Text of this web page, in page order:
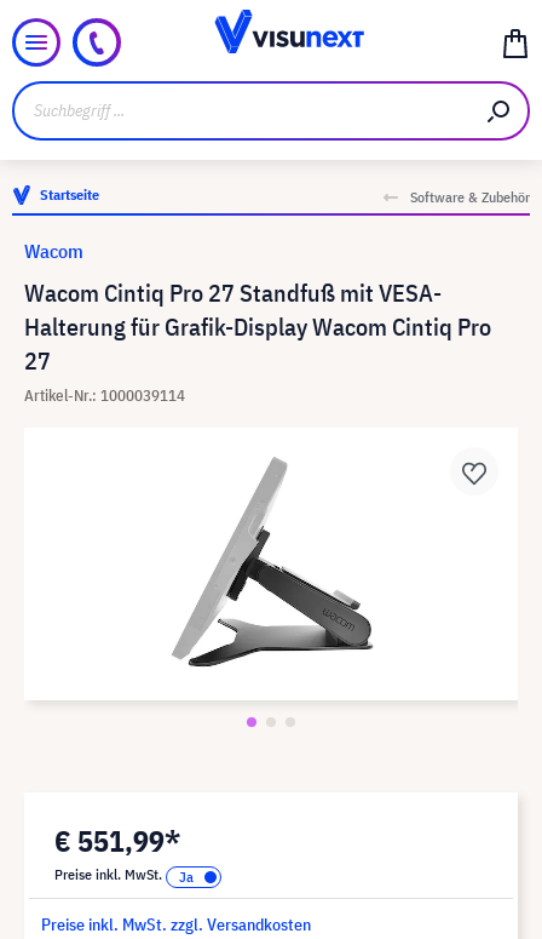
Startseite Software & Zubehör
Wacom Cintiq Pro 27 Standfuß mit VESA-
Halterung für Grafik-Display Wacom Cintiq Pro
27
Artikel-Nr.: 1000039114
Wacom
€ 551,99*
Preise inkl. MwSt.
Preise inkl. MwSt. zzgl. Versandkosten